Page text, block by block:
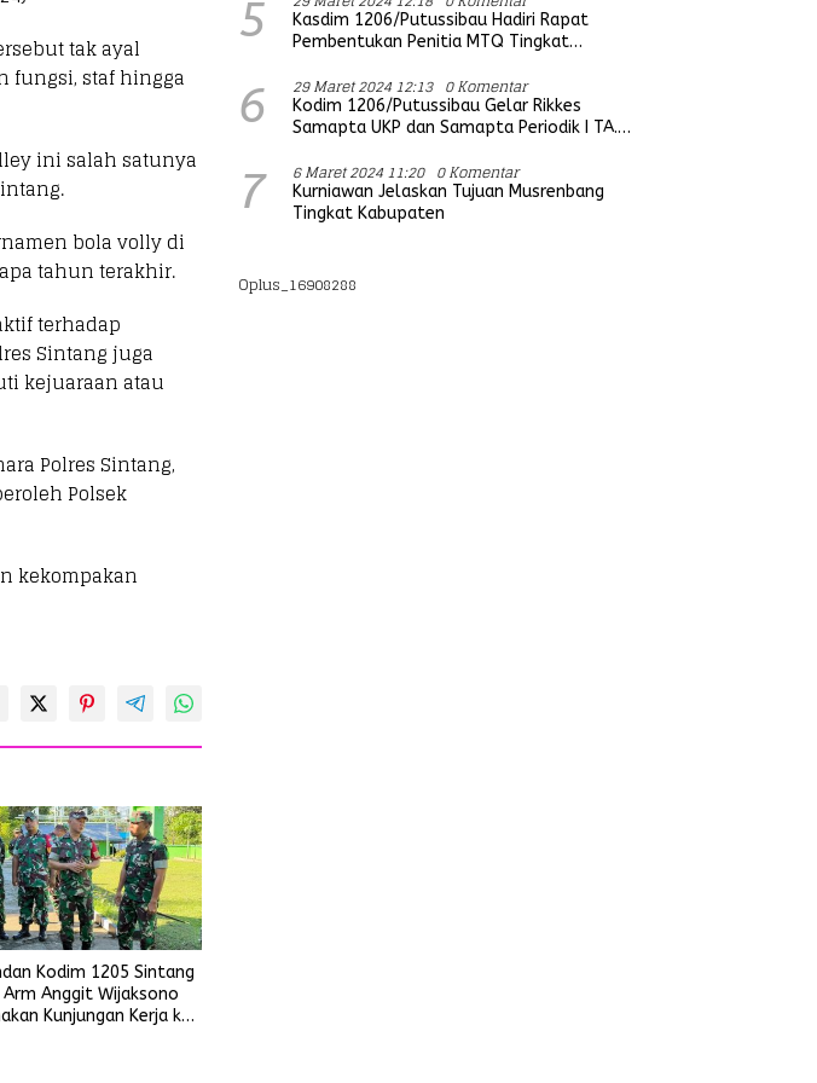
tak ayal
fungsi, staf hingga
ini salah satunya
bola volly di
tahun terakhir.
terhadap
Sintang juga
kejuaraan atau
Polres Sintang,
Polsek
kekompakan
Kodim 1205 Sintang
Anggit Wijaksono
Kunjungan Kerja ke
5
Kasdim 1206/Putussibau Hadiri Rapat
Pembentukan Penitia MTQ Tingkat
6 29 Maret 2024 12:13 0 Komentar
Kodim 1206/Putussibau Gelar Rikkes
Samapta UKP dan Samapta Periodik I TA.
7 6 Maret 2024 11:20 0 Komentar
Kurniawan Jelaskan Tujuan Musrenbang
Tingkat Kabupaten
Oplus_16908288